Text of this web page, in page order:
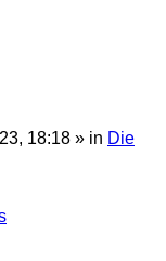
18:18 » in Die